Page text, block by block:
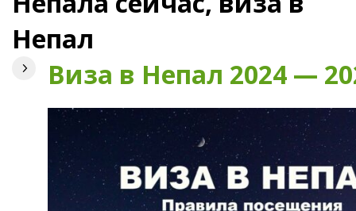
Непал
Виза в Непал 2024 —